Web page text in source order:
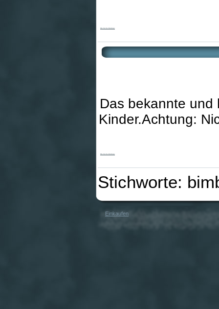
Das bekannte und
Kinder.Achtung:
Stichworte:
Einkaufen